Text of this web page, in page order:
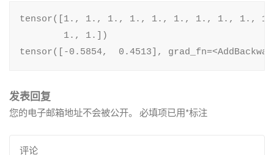
tensor([1., 1., 1., 1., 1., 1., 1., 1., 1.,
        1., 1.])
tensor([-0.5854,  0.4513],
发表回复
您的电子邮箱地址不会被公开。 必填项已用*标注